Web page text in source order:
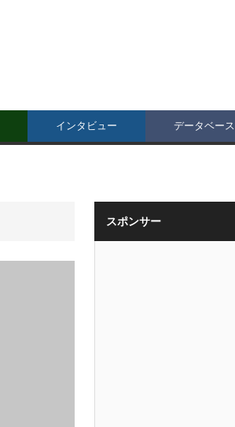
インタビュー データベース
スポンサー